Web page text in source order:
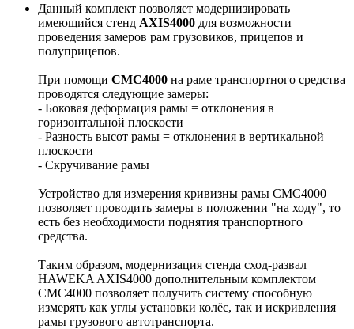
Данный комплект позволяет модернизировать
имеющийся стенд AXIS4000 для возможности
проведения замеров рам грузовиков, прицепов и
полуприцепов.
При помощи CMC4000 на раме транспортного средства
проводятся следующие замеры:
- Боковая деформация рамы = отклонения в
горизонтальной плоскости
- Разность высот рамы = отклонения в вертикальной
плоскости
- Скручивание рамы
Устройство для измерения кривизны рамы СМС4000
позволяет проводить замеры в положении "на ходу", то
есть без необходимости поднятия транспортного
средства.
Таким образом, модернизация стенда сход-развал
HAWEKA AXIS4000 дополнительным комплектом
СМС4000 позволяет получить систему способную
измерять как углы установки колёс, так и искривления
рамы грузового автотранспорта.